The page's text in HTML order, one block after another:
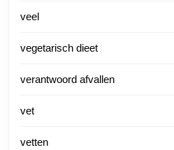
veel
vegetarisch dieet
verantwoord afvallen
vet
vetten